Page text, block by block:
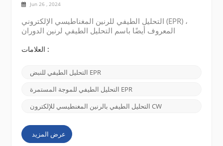
Jun 26 , 2024
التحليل الطيفي للرنين المغناطيسي الإلكتروني (EPR) ،
المعروف أيضًا باسم التحليل الطيفي لرنين الدوران
الإلكتروني للأنواع البارامغناطيسية. هناك نوعان رئيسيان
المستمرة (CW) EPR والتحليل الطيفي EPR النبضي .
التحليل الطيفي للموجة المستمرة (CW) EPR: في التحليل
العلامات :
التحليل الطيفي للنبض EPR
التحليل الطيفي للموجة المستمرة EPR
التحليل الطيفي بالرنين المغنطيسي للإلكترون CW
عرض المزيد